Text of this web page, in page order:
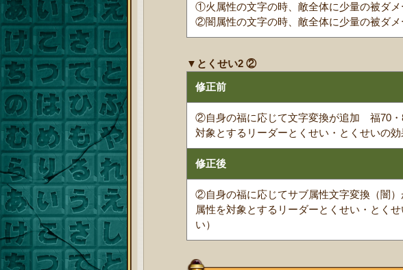
①火属性の文字の時、敵全体に少量の被ダ
②闇属性の文字の時、敵全体に少量の被ダ
▼とくせい2 ②
修正前
②自身の福に応じて文字変換が追加 福70・
対象とするリーダーとくせい・とくせいの
修正後
②自身の福に応じてサブ属性文字変換（闇
属性を対象とするリーダーとくせい・とく
い）